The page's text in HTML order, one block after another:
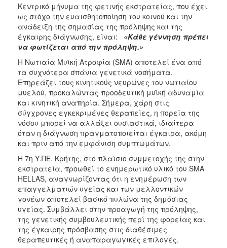
Κεντρικό μήνυμα της φετινής εκστρατείας, που έχει
ως στόχο την ευαισθητοποίηση του κοινού και την
ανάδειξη της σημασίας της πρόληψης και της
έγκαιρης διάγνωσης, είναι: «Κάθε γέννηση πρέπει
να φωτίζεται από την πρόληψη.»
Η Νωτιαία Μυϊκή Ατροφία (SMA) αποτελεί ένα από
τα συχνότερα σπάνια γενετικά νοσήματα.
Επηρεάζει τους κινητικούς νευρώνες του νωτιαίου
μυελού, προκαλώντας προοδευτική μυϊκή αδυναμία
και κινητική αναπηρία. Σήμερα, χάρη στις
σύγχρονες εγκεκριμένες θεραπείες, η πορεία της
νόσου μπορεί να αλλάξει ουσιαστικά, ιδιαίτερα
όταν η διάγνωση πραγματοποιείται έγκαιρα, ακόμη
και πριν από την εμφάνιση συμπτωμάτων.
Η 7η Υ.ΠΕ. Κρήτης, στο πλαίσιο συμμετοχής της στην
εκστρατεία, προωθεί το ενημερωτικό υλικό του SMA
HELLAS, αναγνωρίζοντας ότι η ενημέρωση των
επαγγελματιών υγείας και των μελλοντικών
γονέων αποτελεί βασικό πυλώνα της δημόσιας
υγείας. Συμβάλλει στην προαγωγή της πρόληψης,
της γενετικής συμβουλευτικής περί της φορείας και
της έγκαιρης πρόσβασης στις διαθέσιμες
θεραπευτικές ή αναπαραγωγικές επιλογές.